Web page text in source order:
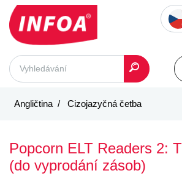
Angličtina Cizojazyčná četba
Popcorn ELT Readers 2:
(do vyprodání zásob)